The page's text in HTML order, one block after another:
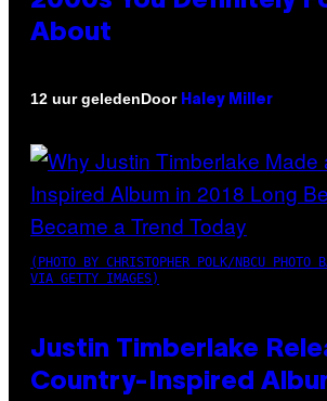
About
12 uur geledenDoor Haley Miller
(PHOTO BY CHRISTOPHER POLK/NBCU PHOTO
VIA GETTY IMAGES)
Justin Timberlake
Country-Inspired